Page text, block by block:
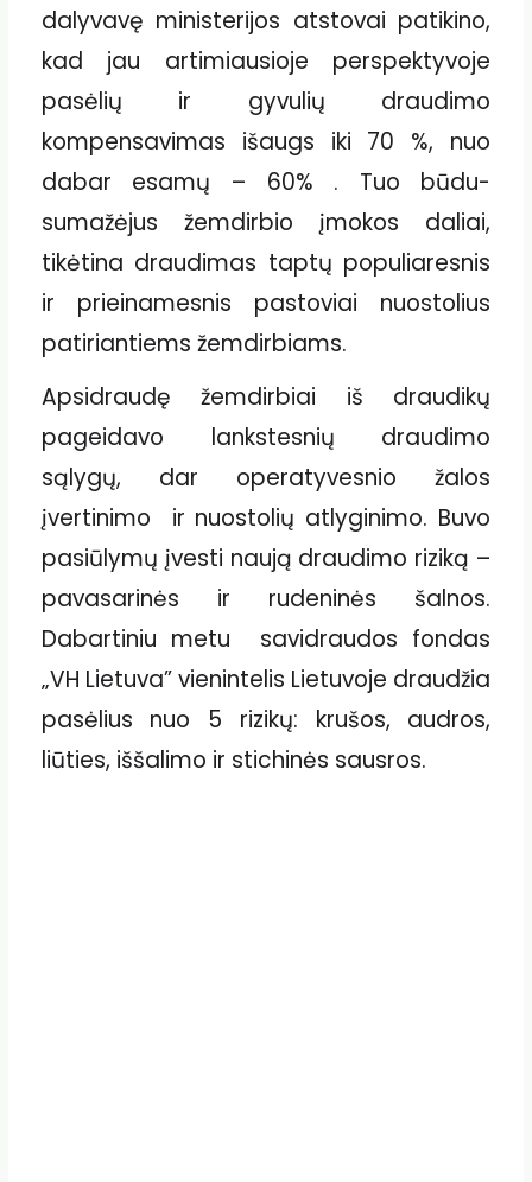
dalyvavę ministerijos atstovai patikino,
kad jau artimiausioje perspektyvoje
pasėlių ir gyvulių draudimo
kompensavimas išaugs iki 70 %, nuo
dabar esamų – 60% . Tuo būdu-
sumažėjus žemdirbio įmokos daliai,
tikėtina draudimas taptų populiaresnis
ir prieinamesnis pastoviai nuostolius
patiriantiems žemdirbiams.
Apsidraudę žemdirbiai iš draudikų
pageidavo lankstesnių draudimo
sąlygų, dar operatyvesnio žalos
įvertinimo ir nuostolių atlyginimo. Buvo
pasiūlymų įvesti naują draudimo riziką –
pavasarinės ir rudeninės šalnos.
Dabartiniu metu savidraudos fondas
„VH Lietuva” vienintelis Lietuvoje draudžia
pasėlius nuo 5 rizikų: krušos, audros,
liūties, iššalimo ir stichinės sausros.